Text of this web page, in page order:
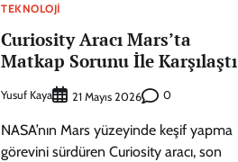
TEKNOLOJI
Curiosity Aracı Mars’ta
Matkap Sorunu İle Karşılaştı
Yusuf Kaya 21 Mayıs 2026 0
NASA’nın Mars yüzeyinde keşif yapma
görevini sürdüren Curiosity aracı, son